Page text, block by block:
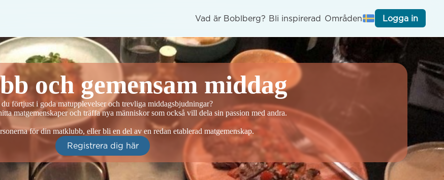
Vad är Boblberg? Bli inspirerad Områden Logga in
och gemensam middag
förtjust i goda matupplevelser och trevliga middagsbjudningar?
matgemenskaper och träffa nya människor som också vill dela sin passion med andra.
för din matklubb, eller bli en del av en redan etablerad matgemenskap.
Registrera dig här